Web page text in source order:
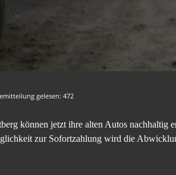
gelesen: 472
können jetzt ihre alten Autos
zur Sofortzahlung wird die